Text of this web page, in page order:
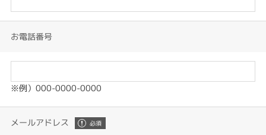
お電話番号
※例）000-0000-0000
メールアドレス